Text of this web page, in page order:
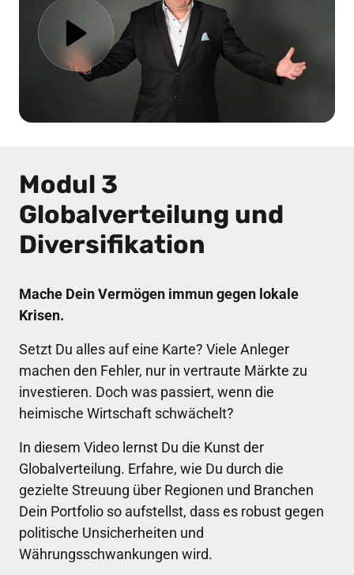
Modul 3
Globalverteilung und
Diversifikation
Mache Dein Vermögen immun gegen lokale
Krisen.
Setzt Du alles auf eine Karte? Viele Anleger
machen den Fehler, nur in vertraute Märkte zu
investieren. Doch was passiert, wenn die
heimische Wirtschaft schwächelt?
In diesem Video lernst Du die Kunst der
Globalverteilung. Erfahre, wie Du durch die
gezielte Streuung über Regionen und Branchen
Dein Portfolio so aufstellst, dass es robust gegen
politische Unsicherheiten und
Währungsschwankungen wird.